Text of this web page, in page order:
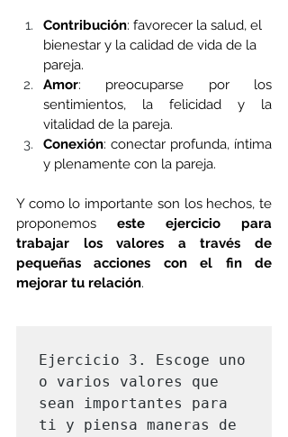
Contribución: favorecer la salud, el
bienestar y la calidad de vida de la
pareja.
Amor: preocuparse por los
sentimientos, la felicidad y la
vitalidad de la pareja.
Conexión: conectar profunda, íntima
y plenamente con la pareja.
Y como lo importante son los hechos, te
proponemos este ejercicio para
trabajar los valores a través de
pequeñas acciones con el fin de
mejorar tu relación.
Ejercicio 3. Escoge uno
o varios valores que
sean importantes para
ti y piensa maneras de